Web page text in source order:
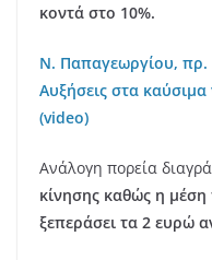
κοντά στο 10%.
Ν. Παπαγεωργίου, πρ.
Αυξήσεις στα
(video)
Ανάλογη πορεία
κίνησης καθώς η μέση
ξεπεράσει τα 2 ευρώ